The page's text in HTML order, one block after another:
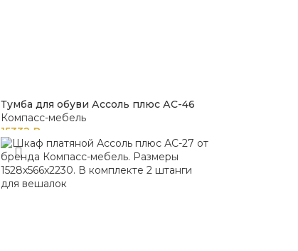
Тумба для обуви Ассоль плюс АС-46
Компасс-мебель
15332 ₽